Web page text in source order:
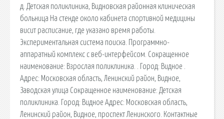
д. Детская поликлиника, Видновская районная клиническая
больница На стенде около кабинета спортивной медицины
висит расписание, где указано время работы.
Экспериментальная система поиска. Программно-
аппаратный комплекс с веб-интерфейсом. Сокращенное
наименование: Взрослая поликлиника. . Город: Видное .
Адрес: Московская область, Ленинский район, Видное,
Заводская улица Сокращенное наименование: Детская
поликлиника. Город: Видное Адрес: Московская область,
Ленинский район, Видное, проспект Ленинского. Контактные